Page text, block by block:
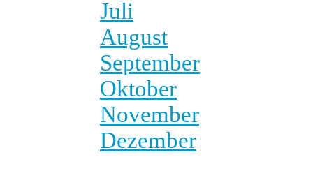
Juli
August
September
Oktober
November
Dezember